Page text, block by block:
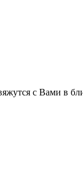
с Вами в